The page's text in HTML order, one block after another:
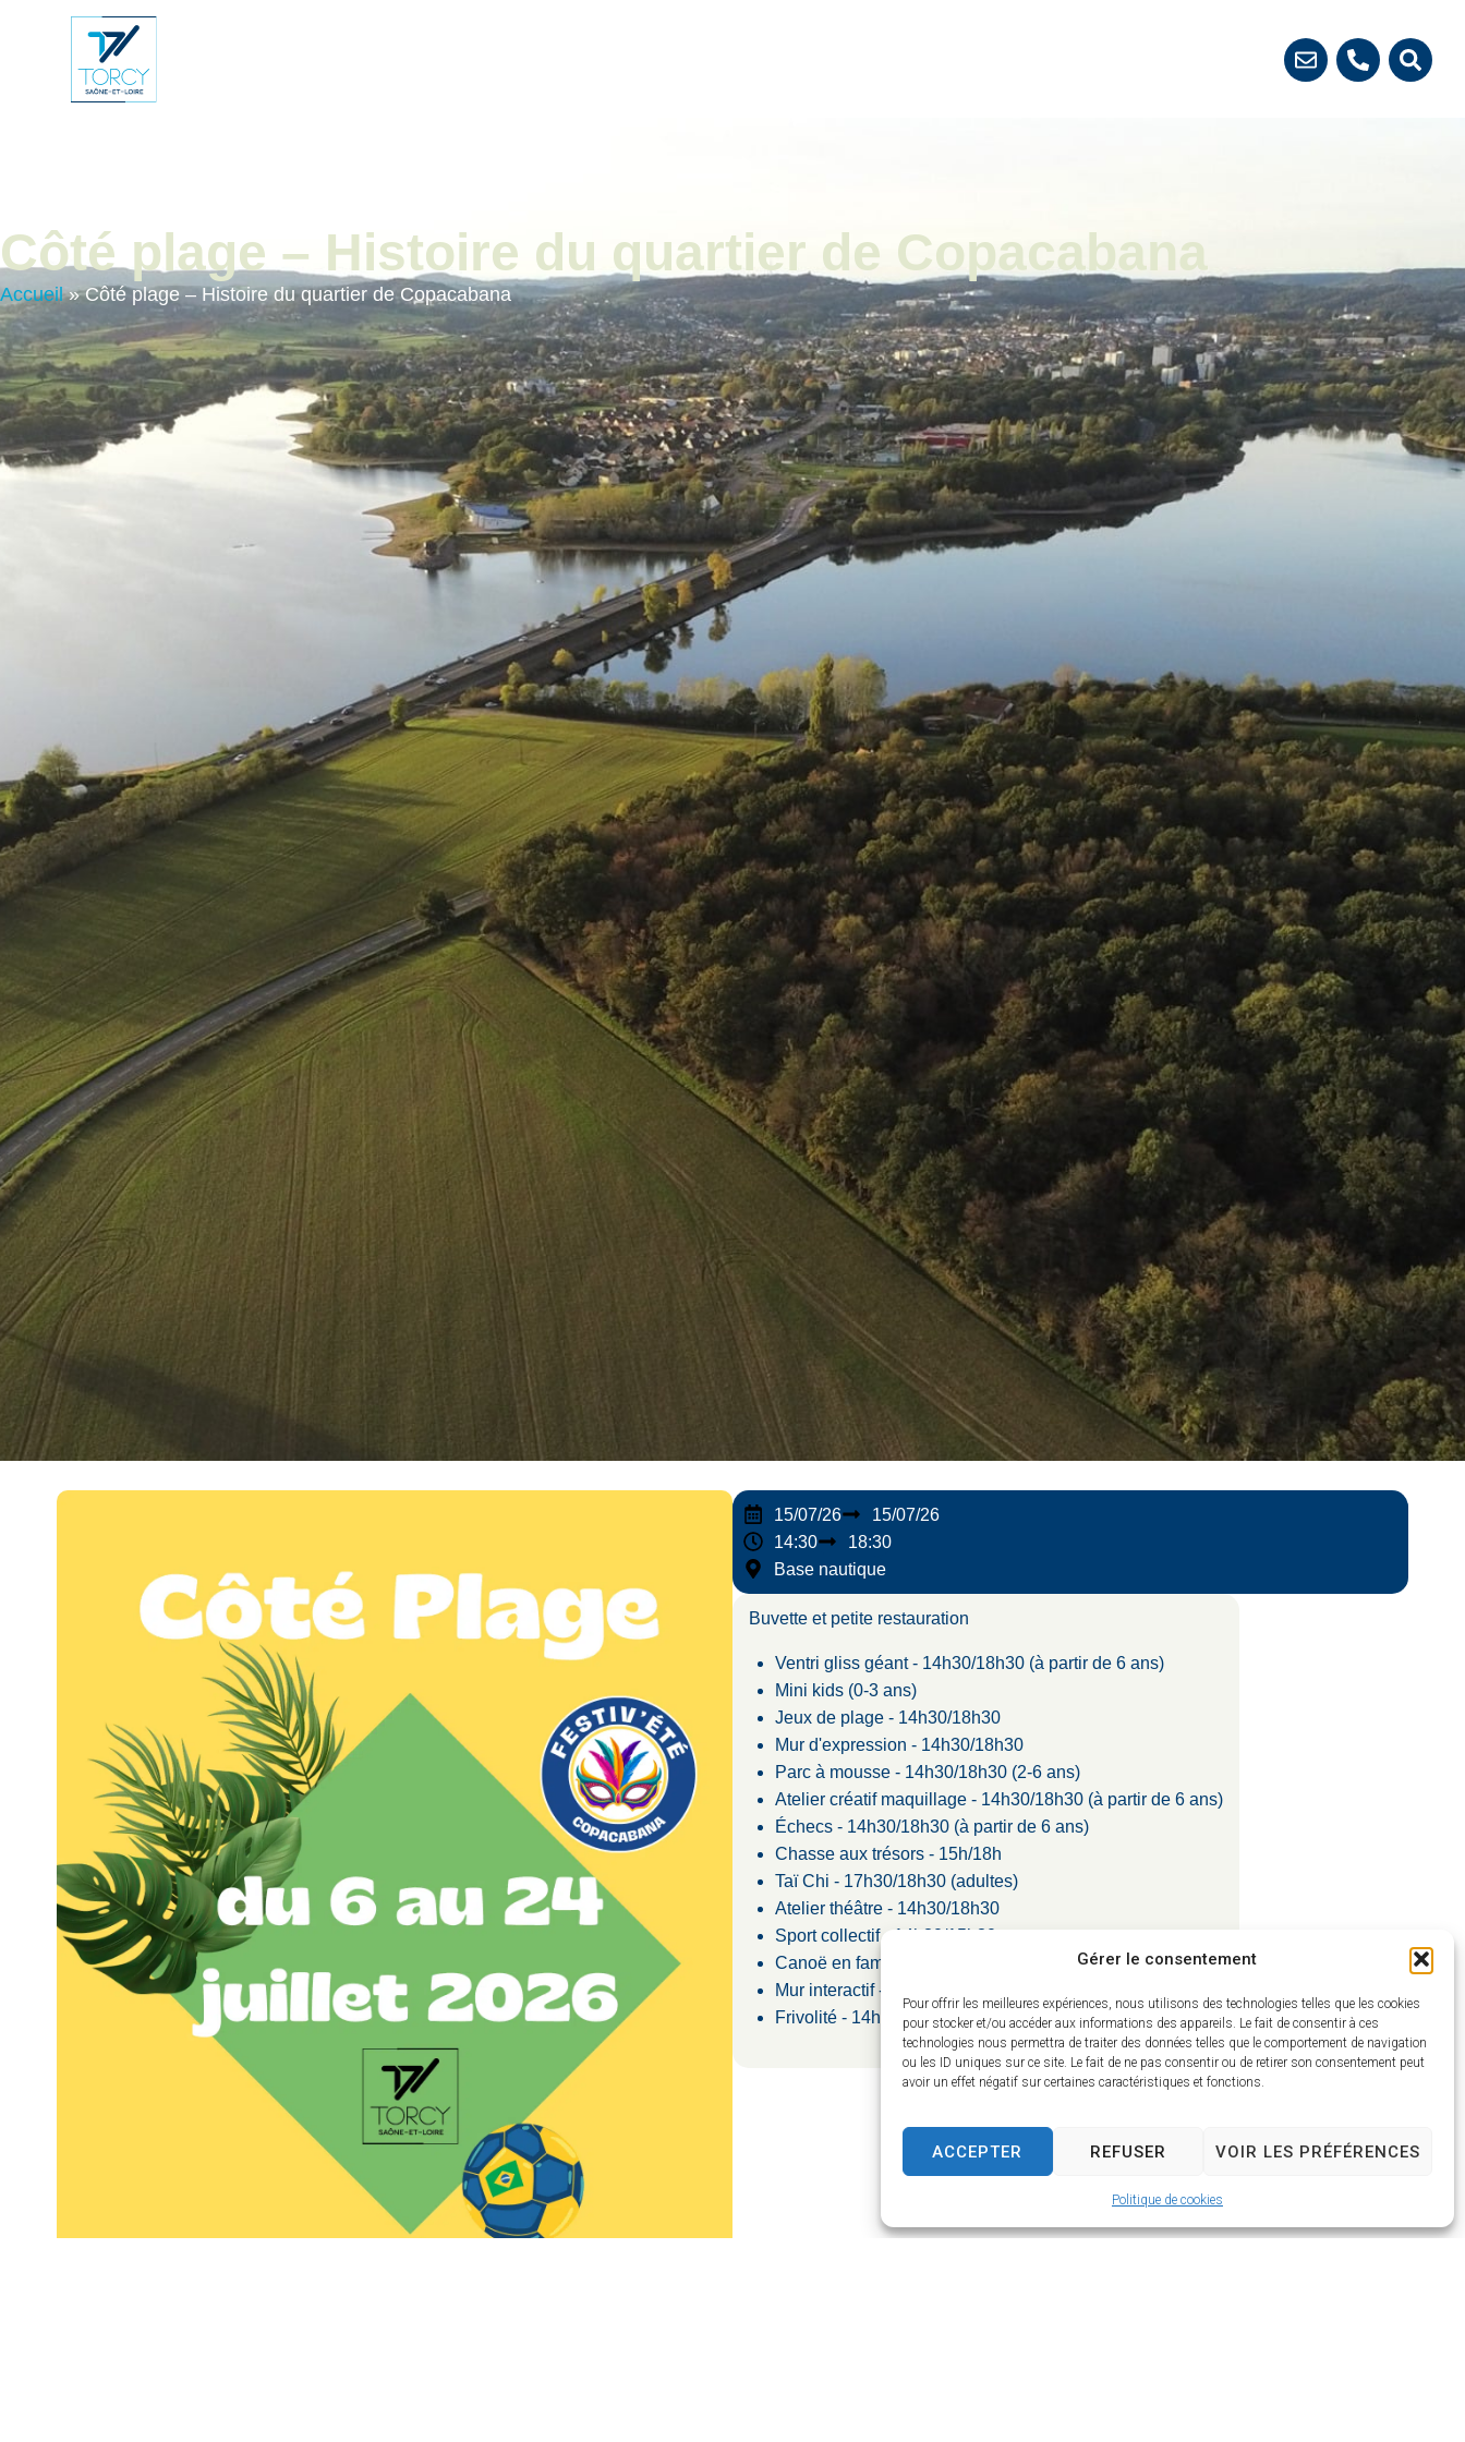
Gérer le consentement
Pour offrir les meilleures expériences, nous utilisons des technologies telles que les cookies
pour stocker et/ou accéder aux informations des appareils. Le fait de consentir à ces
technologies nous permettra de traiter des données telles que le comportement de navigation
ou les ID uniques sur ce site. Le fait de ne pas consentir ou de retirer son consentement peut
avoir un effet négatif sur certaines caractéristiques et fonctions.
ACCEPTER REFUSER VOIR LES PRÉFÉRENCES
Politique de cookies
Côté plage – Histoire du quartier de Copacabana
Accueil»Côté plage – Histoire du quartier de Copacabana
15/07/26
15/07/26
14:30
18:30
Base nautique
Buvette et petite restauration
Ventri gliss géant - 14h30/18h30 (à partir de 6 ans)
Mini kids (0-3 ans)
Jeux de plage - 14h30/18h30
Mur d'expression - 14h30/18h30
Parc à mousse - 14h30/18h30 (2-6 ans)
Atelier créatif maquillage - 14h30/18h30 (à partir de 6 ans)
Échecs - 14h30/18h30 (à partir de 6 ans)
Chasse aux trésors - 15h/18h
Taï Chi - 17h30/18h30 (adultes)
Atelier théâtre - 14h30/18h30
Sport collectif - 14h30/15h30
Canoë en famille - 15h/18h
Mur interactif - 14h30/18h30
Frivolité - 14h30/18h30